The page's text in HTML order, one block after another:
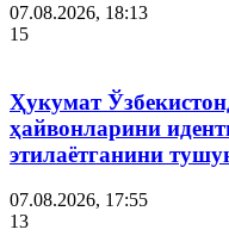
07.08.2026, 18:13
15
Ҳукумат
ҳайвонларини
этилаётганини
07.08.2026, 17:55
13